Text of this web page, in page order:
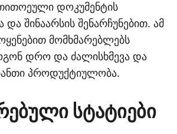
დოკუმენტის
შინაარსის შენარჩუნებით. ამ
მომხმარებლებს
დრო და ძალისხმევა და
პროდუქტიულობა.
სტატიები